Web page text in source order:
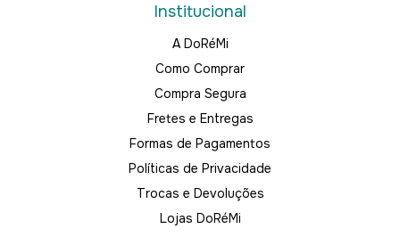
Institucional
A DoRéMi
Como Comprar
Compra Segura
Fretes e Entregas
Formas de Pagamentos
Políticas de Privacidade
Trocas e Devoluções
Lojas DoRéMi